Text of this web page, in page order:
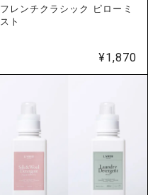
フレンチクラシック ピローミ
スト
¥1,870